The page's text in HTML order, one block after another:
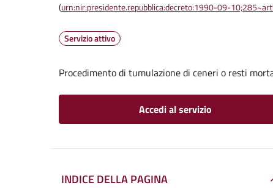
(urn:nir:presidente.repubblica:decreto:1990-09-
Servizio attivo
Procedimento di tumulazione di ceneri o resti
Accedi al servizio
INDICE DELLA PAGINA